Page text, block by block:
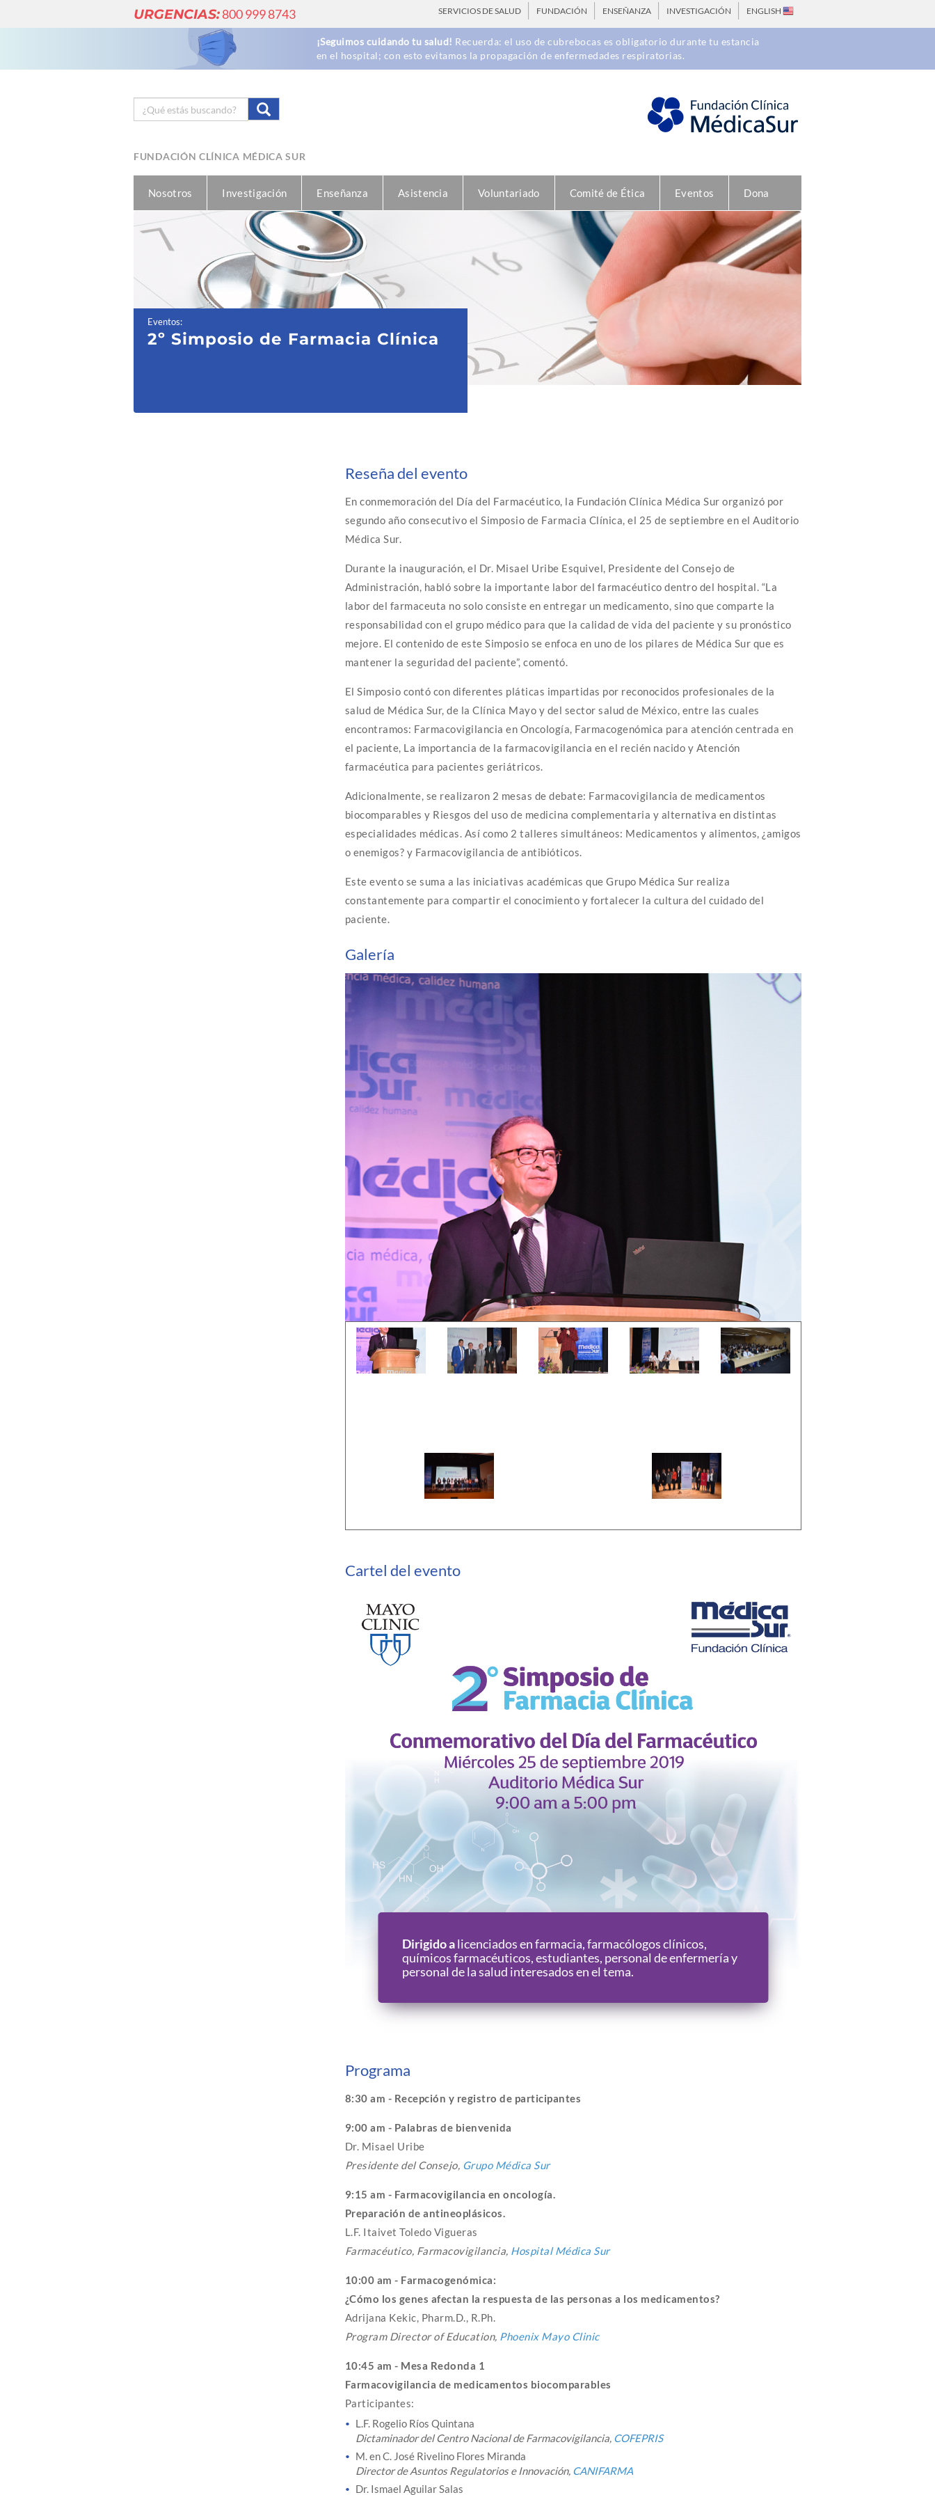
URGENCIAS:800 999 8743 SERVICIOS DE SALUD FUNDACIÓN ENSEÑANZA INVESTIGACIÓN ENGLISH
¡Seguimos cuidando tu salud! Recuerda: el uso de cubrebocas es obligatorio durante tu estancia
en el hospital; con esto evitamos la propagación de enfermedades respiratorias.
FUNDACIÓN CLÍNICA MÉDICA SUR
Nosotros Investigación Enseñanza Asistencia Voluntariado Comité de Ética Eventos Dona
Eventos:
2º Simposio de Farmacia Clínica
Reseña del evento
En conmemoración del Día del Farmacéutico, la Fundación Clínica Médica Sur organizó por
segundo año consecutivo el Simposio de Farmacia Clínica, el 25 de septiembre en el Auditorio
Médica Sur.
Durante la inauguración, el Dr. Misael Uribe Esquivel, Presidente del Consejo de
Administración, habló sobre la importante labor del farmacéutico dentro del hospital. “La
labor del farmaceuta no solo consiste en entregar un medicamento, sino que comparte la
responsabilidad con el grupo médico para que la calidad de vida del paciente y su pronóstico
mejore. El contenido de este Simposio se enfoca en uno de los pilares de Médica Sur que es
mantener la seguridad del paciente”, comentó.
El Simposio contó con diferentes pláticas impartidas por reconocidos profesionales de la
salud de Médica Sur, de la Clínica Mayo y del sector salud de México, entre las cuales
encontramos: Farmacovigilancia en Oncología, Farmacogenómica para atención centrada en
el paciente, La importancia de la farmacovigilancia en el recién nacido y Atención
farmacéutica para pacientes geriátricos.
Adicionalmente, se realizaron 2 mesas de debate: Farmacovigilancia de medicamentos
biocomparables y Riesgos del uso de medicina complementaria y alternativa en distintas
especialidades médicas. Así como 2 talleres simultáneos: Medicamentos y alimentos, ¿amigos
o enemigos? y Farmacovigilancia de antibióticos.
Este evento se suma a las iniciativas académicas que Grupo Médica Sur realiza
constantemente para compartir el conocimiento y fortalecer la cultura del cuidado del
paciente.
Galería
Cartel del evento
Dirigido alicenciados en farmacia, farmacólogos clínicos,
químicos farmacéuticos, estudiantes, personal de enfermería y
personal de la salud interesados en el tema.
Programa
8:30 am - Recepción y registro de participantes
9:00 am - Palabras de bienvenida
Dr. Misael Uribe
Presidente del Consejo, Grupo Médica Sur
9:15 am - Farmacovigilancia en oncología.
Preparación de antineoplásicos.
L.F. Itaivet Toledo Vigueras
Farmacéutico, Farmacovigilancia, Hospital Médica Sur
10:00 am - Farmacogenómica:
¿Cómo los genes afectan la respuesta de las personas a los medicamentos?
Adrijana Kekic, Pharm.D., R.Ph.
Program Director of Education, Phoenix Mayo Clinic
10:45 am - Mesa Redonda 1
Farmacovigilancia de medicamentos biocomparables
Participantes:
L.F. Rogelio Ríos Quintana
Dictaminador del Centro Nacional de Farmacovigilancia, COFEPRIS
M. en C. José Rivelino Flores Miranda
Director de Asuntos Regulatorios e Innovación, CANIFARMA
Dr. Ismael Aguilar Salas